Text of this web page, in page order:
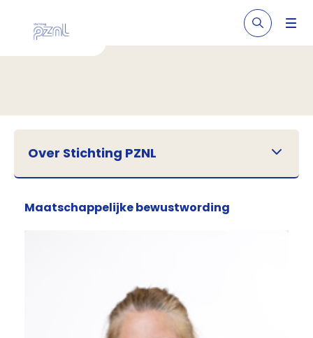
Over Stichting PZNL
Maatschappelijke bewustwording